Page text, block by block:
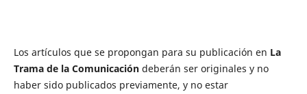
Los artículos que se propongan para su publicación en La
Trama de la Comunicacióndeberán ser originales y no
haber sido publicados previamente, y no estar